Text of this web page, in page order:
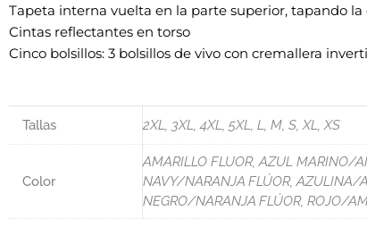
Tapeta interna vuelta en la parte superior, tapando la
Cintas reflectantes en torso
Cinco bolsillos: 3 bolsillos de vivo con cremallera
Tallas 2XL, 3XL, 4XL, 5XL, L, M, S, XL, XS
Color
AMARILLO FLUOR, AZUL MARINO/
NAVY/NARANJA FLÚOR, AZULINA/
NEGRO/NARANJA FLÚOR, ROJO/